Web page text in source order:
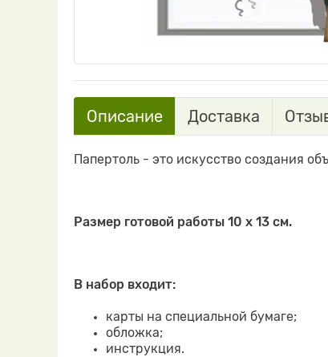
Описание Доставка
Папертоль - это искусство создания
Размер готовой работы 10 х 13 см.
В набор входит:
карты на специальной бумаге;
обложка;
инструкция.